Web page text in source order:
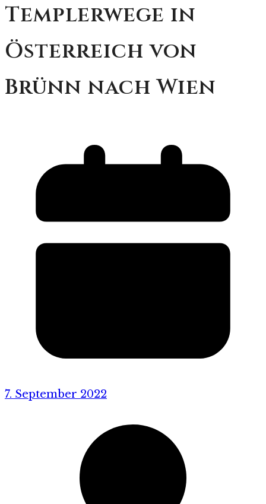
Templerwege in
Österreich von
Brünn nach Wien
7. September 2022